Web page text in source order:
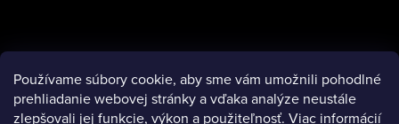
Používame súbory cookie, aby sme vám umožnili pohodlné
prehliadanie webovej stránky a vďaka analýze neustále
zlepšovali jej funkcie, výkon a použiteľnosť. Viac informácií